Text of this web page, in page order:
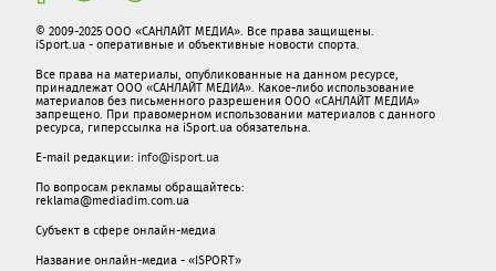
© 2009-2025 ООО «САНЛАЙТ МЕДИА». Все права защищены.
iSport.ua - оперативные и объективные новости спорта.
Все права на материалы, опубликованные на данном ресурсе,
принадлежат ООО «САНЛАЙТ МЕДИА». Какое-либо использование
материалов без письменного разрешения ООО «САНЛАЙТ МЕДИА»
запрещено. При правомерном использовании материалов с данного
ресурса, гиперссылка на iSport.ua обязательна.
E-mail редакции: info@isport.ua
По вопросам рекламы обращайтесь:
reklama@mediadim.com.ua
Субъект в сфере онлайн-медиа
Название онлайн-медиа - «ISPORT»